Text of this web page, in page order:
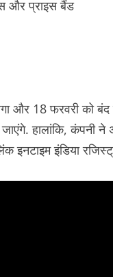
और 18 फरवरी को
हालांकि, कंपनी ने
इंडिया